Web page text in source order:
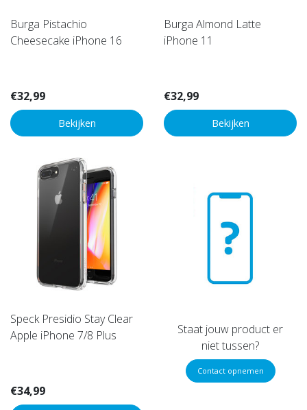
Burga Pistachio
Cheesecake iPhone 16
€32,99
Bekijken
Burga Almond Latte
iPhone 11
€32,99
Bekijken
Speck Presidio Stay Clear
Apple iPhone 7/8 Plus
€34,99
Staat jouw product er
niet tussen?
Contact opnemen